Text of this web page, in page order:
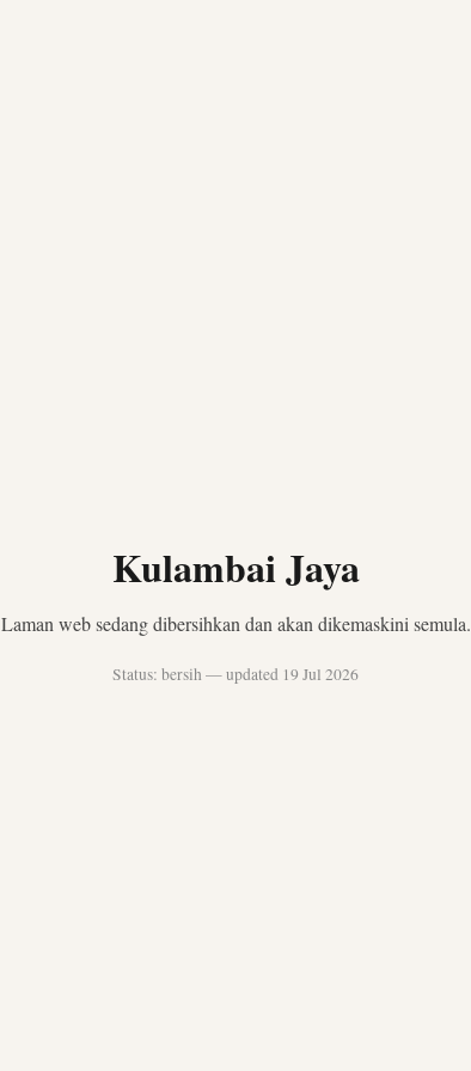
Kulambai Jaya
Laman web sedang dibersihkan dan akan dikemaskini semula.
Status: bersih — updated 19 Jul 2026